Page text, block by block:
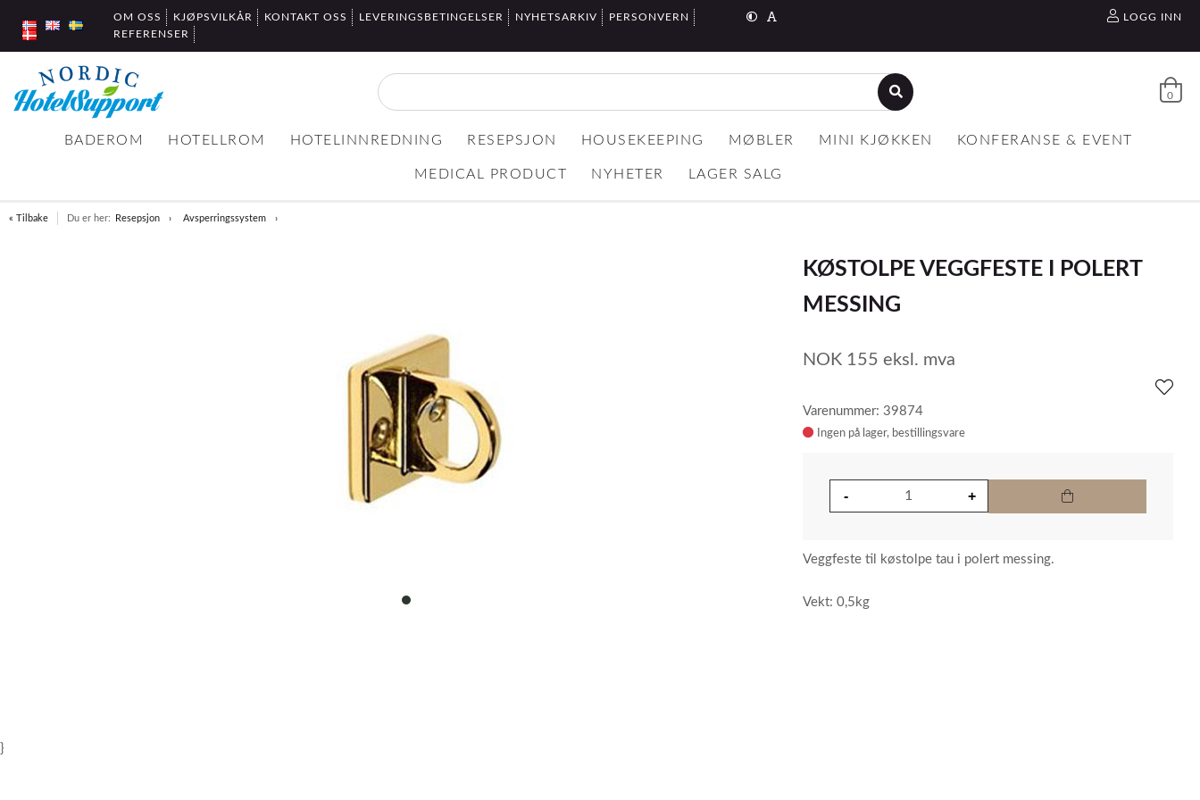
OM OSS KJØPSVILKÅR KONTAKT OSS LEVERINGSBETINGELSER NYHETSARKIV
PERSONVERN
REFERENSER
LOGG INN
0
BADEROM HOTELLROM HOTELINNREDNING RESEPSJON HOUSEKEEPING MØBLER MINI KJØKKEN KONFERANSE & EVENT
MEDICAL PRODUCT NYHETER LAGER SALG
« Tilbake Du er her: Resepsjon Avsperringssystem
item
KØSTOLPE VEGGFESTE I POLERT
MESSING
NOK 155 eksl. mva
Varenummer: 39874
Ingen på lager
Veggfeste til køstolpe tau i polert messing.
Vekt: 0,5kg
}